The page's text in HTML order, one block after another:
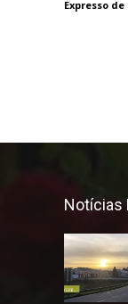
Expresso de
Notícias